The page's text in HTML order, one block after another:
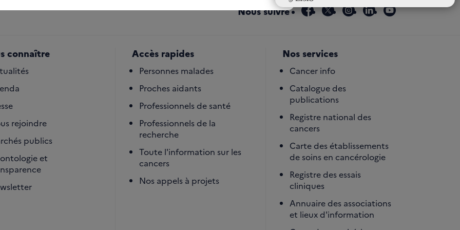
Nous suivre facebook
x instagram
linkedinyoutube
connaître
rejoindre
publics
et
Accès rapides
Personnes malades
Proches aidants
Professionnels de santé
Professionnels de la
recherche
Toute l'information sur les
cancers
Nos appels à projets
Nos services
Cancer info
Catalogue des
publications
Registre national des
cancers
Carte des établissements
de soins en cancérologie
Registre des essais
cliniques
Annuaire des associations
et lieux d'information